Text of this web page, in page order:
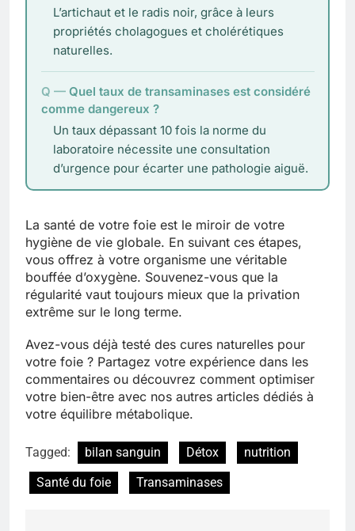
L’artichaut et le radis noir, grâce à leurs
propriétés cholagogues et cholérétiques
naturelles.
Quel taux de transaminases est considéré
comme dangereux ?
Un taux dépassant 10 fois la norme du
laboratoire nécessite une consultation
d’urgence pour écarter une pathologie aiguë.
La santé de votre foie est le miroir de votre
hygiène de vie globale. En suivant ces étapes,
vous offrez à votre organisme une véritable
bouffée d’oxygène. Souvenez-vous que la
régularité vaut toujours mieux que la privation
extrême sur le long terme.
Avez-vous déjà testé des cures naturelles pour
votre foie ? Partagez votre expérience dans les
commentaires ou découvrez comment optimiser
votre bien-être avec nos autres articles dédiés à
votre équilibre métabolique.
Tagged: bilan sanguin Détox
nutrition
Santé du foie
Transaminases